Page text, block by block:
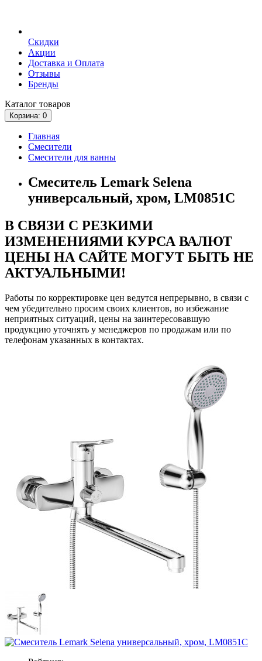
Скидки
Акции
Доставка и Оплата
Отзывы
Бренды
Каталог товаров
Корзина: 0
Главная
Смесители
Смесители для ванны
Смеситель Lemark Selena
универсальный, хром, LM0851С
В СВЯЗИ С РЕЗКИМИ
ИЗМЕНЕНИЯМИ КУРСА ВАЛЮТ
ЦЕНЫ НА САЙТЕ МОГУТ БЫТЬ НЕ
АКТУАЛЬНЫМИ!
Работы по корректировке цен ведутся непрерывно, в связи с
чем убедительно просим своих клиентов, во избежание
неприятных ситуаций, цены на заинтересовавшую
продукцию уточнять у менеджеров по продажам или по
телефонам указанных в контактах.